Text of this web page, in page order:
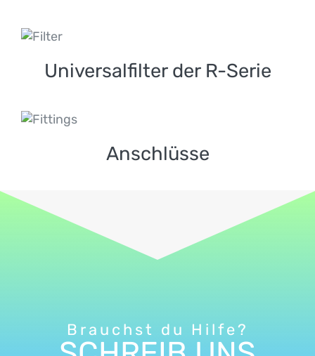
Universalfilter der R-
Universalfilter der R-Serie
Anschlüsse
Brauchst du Hilfe?